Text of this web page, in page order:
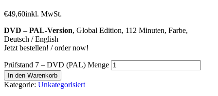
€49,60inkl. MwSt.
DVD – PAL-Version, Global Edition, 112 Minuten, Farbe,
Deutsch / English
Jetzt bestellen! / order now!
Prüfstand 7 – DVD (PAL) Menge
In den Warenkorb
Kategorie: Unkategorisiert